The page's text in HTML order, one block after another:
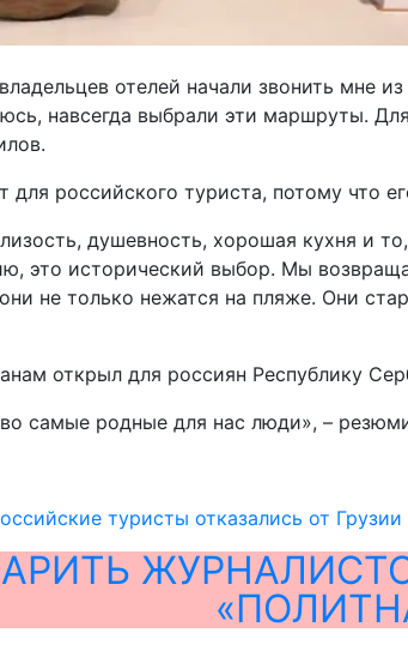
отелей начали звонить мне
навсегда выбрали эти маршруты.
для российского туриста, потому что
душевность, хорошая кухня и
это исторический выбор. Мы
не только нежатся на пляже. Они
открыл для россиян Республику
самые родные для нас люди», –
туристы отказались от Грузии